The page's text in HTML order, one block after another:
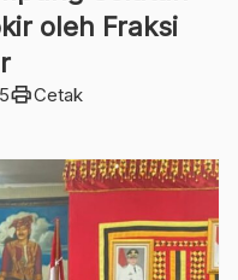
oleh Fraksi
printCetak